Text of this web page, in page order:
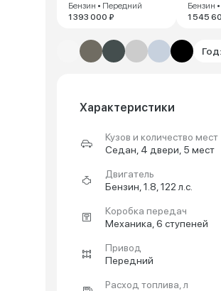
Бензин • Передний
1 393 000 ₽
Бензин
1 545
Характеристики
Кузов и количество мест
Седан, 4 двери, 5 мест
Двигатель
Бензин, 1.8, 122 л.с.
Коробка передач
Механика, 6 ступеней
Привод
Передний
Расход топлива, л